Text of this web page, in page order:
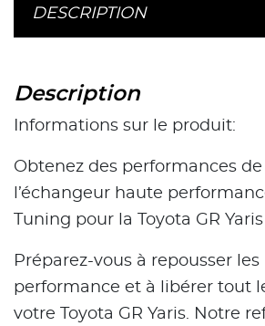
DESCRIPTION
Description
Informations sur le produit:
Obtenez des performances
l’échangeur haute
Tuning pour la Toyota GR Yaris
Préparez-vous à repousser
performance et à libérer tout
votre Toyota GR Yaris. Notre